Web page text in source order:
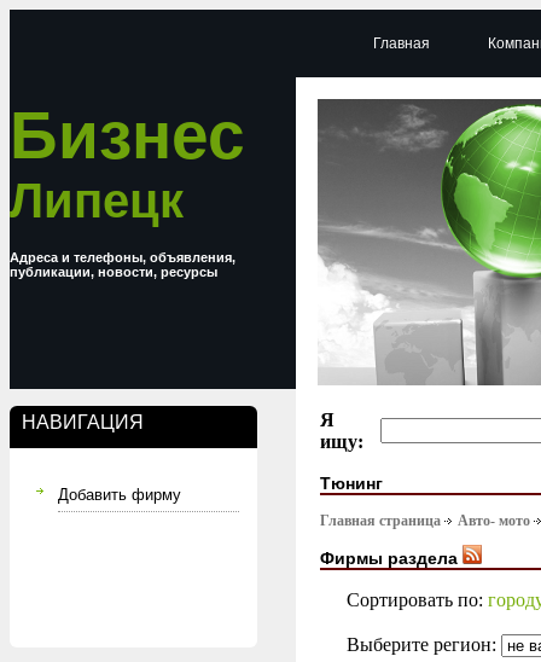
Бизнес
Липецк
Адреса и телефоны, объявления,
публикации, новости, ресурсы
НАВИГАЦИЯ
Добавить фирму
Главная
Я
ищу:
Тюнинг
Главная страница Авто- мото
Фирмы раздела
Сортировать по:
Выберите регион: